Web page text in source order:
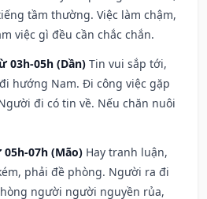
tầm thường. Việc làm chậm,
việc gì đều cần chắc chắn.
03h-05h (Dần) Tin vui sắp tới,
hướng Nam. Đi công việc gặp
đi có tin về. Nếu chăn nuôi
07h (Mão) Hay tranh luận,
phải đề phòng. Người ra đi
người người nguyền rủa,